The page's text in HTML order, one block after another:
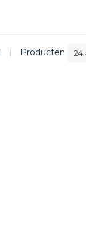
| Producten 24